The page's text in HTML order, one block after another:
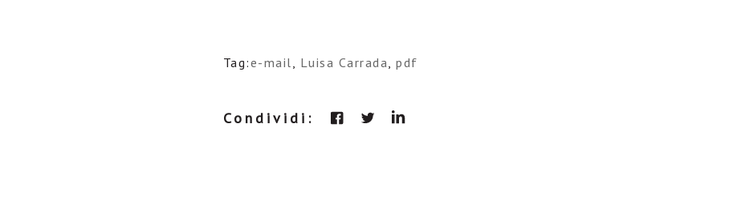
Tag:e-mail, Luisa Carrada,pdf
Condividi: